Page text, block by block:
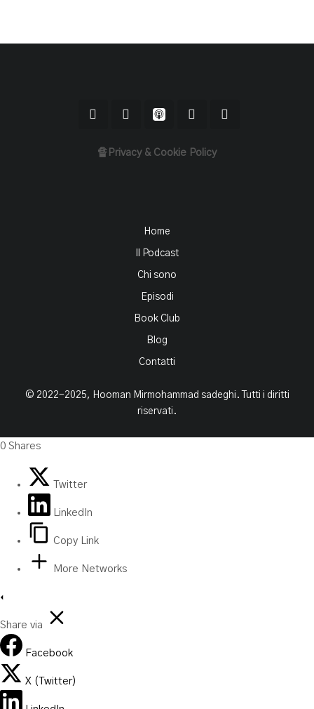
🔏Privacy & Cookie Policy
© 2022-2025, Hooman Mirmohammad sadeghi. Tutti i diritti
riservati.
Home
Il Podcast
Chi sono
Episodi
Book Club
Blog
Contatti
0 Shares
Twitter
LinkedIn
Copy Link
More Networks
Share via
Facebook
X (Twitter)